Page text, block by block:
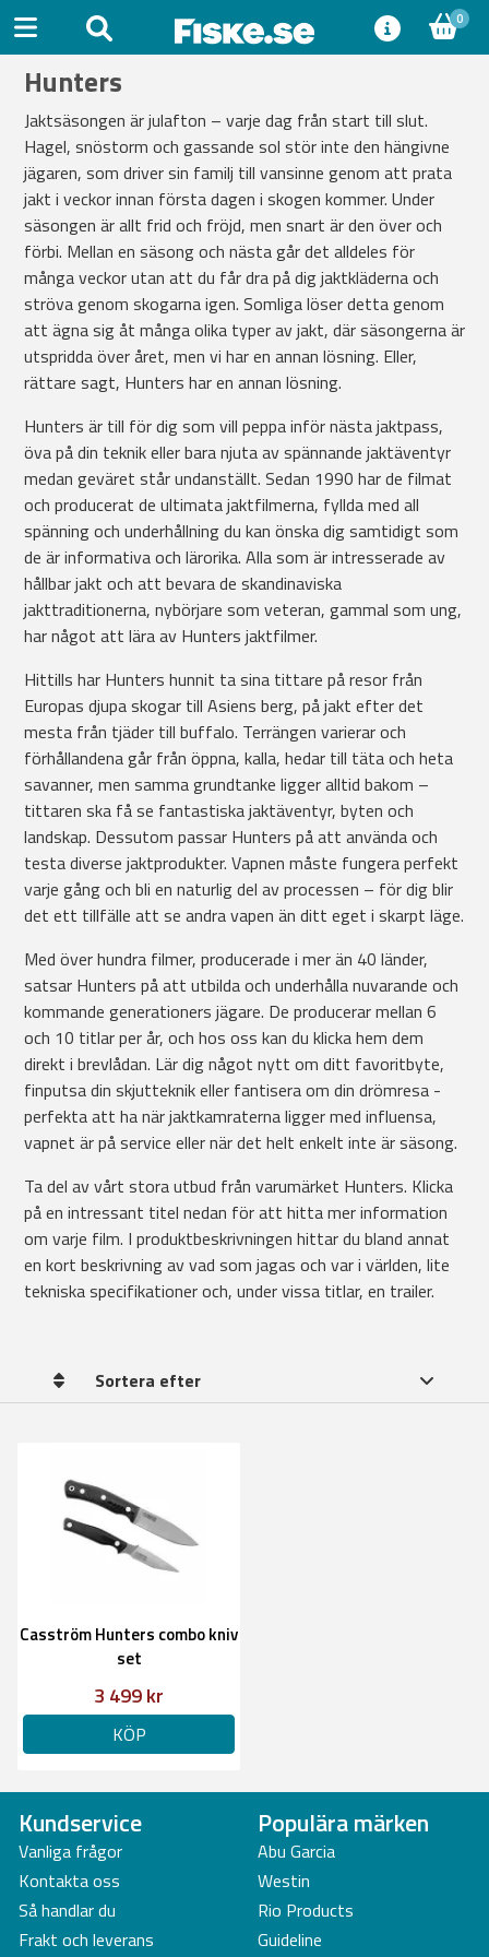
0
Hunters
Jaktsäsongen är julafton – varje dag från start till slut.
Hagel, snöstorm och gassande sol stör inte den hängivne
jägaren, som driver sin familj till vansinne genom att prata
jakt i veckor innan första dagen i skogen kommer. Under
säsongen är allt frid och fröjd, men snart är den över och
förbi. Mellan en säsong och nästa går det alldeles för
många veckor utan att du får dra på dig jaktkläderna och
ströva genom skogarna igen. Somliga löser detta genom
att ägna sig åt många olika typer av jakt, där säsongerna är
utspridda över året, men vi har en annan lösning. Eller,
rättare sagt, Hunters har en annan lösning.
Hunters är till för dig som vill peppa inför nästa jaktpass,
öva på din teknik eller bara njuta av spännande jaktäventyr
medan geväret står undanställt. Sedan 1990 har de filmat
och producerat de ultimata jaktfilmerna, fyllda med all
spänning och underhållning du kan önska dig samtidigt som
de är informativa och lärorika. Alla som är intresserade av
hållbar jakt och att bevara de skandinaviska
jakttraditionerna, nybörjare som veteran, gammal som ung,
har något att lära av Hunters jaktfilmer.
Hittills har Hunters hunnit ta sina tittare på resor från
Europas djupa skogar till Asiens berg, på jakt efter det
mesta från tjäder till buffalo. Terrängen varierar och
förhållandena går från öppna, kalla, hedar till täta och heta
savanner, men samma grundtanke ligger alltid bakom –
tittaren ska få se fantastiska jaktäventyr, byten och
landskap. Dessutom passar Hunters på att använda och
testa diverse jaktprodukter. Vapnen måste fungera perfekt
varje gång och bli en naturlig del av processen – för dig blir
det ett tillfälle att se andra vapen än ditt eget i skarpt läge.
Med över hundra filmer, producerade i mer än 40 länder,
satsar Hunters på att utbilda och underhålla nuvarande och
kommande generationers jägare. De producerar mellan 6
och 10 titlar per år, och hos oss kan du klicka hem dem
direkt i brevlådan. Lär dig något nytt om ditt favoritbyte,
finputsa din skjutteknik eller fantisera om din drömresa -
perfekta att ha när jaktkamraterna ligger med influensa,
vapnet är på service eller när det helt enkelt inte är säsong.
Ta del av vårt stora utbud från varumärket Hunters. Klicka
på en intressant titel nedan för att hitta mer information
om varje film. I produktbeskrivningen hittar du bland annat
en kort beskrivning av vad som jagas och var i världen, lite
tekniska specifikationer och, under vissa titlar, en trailer.
Sortera efter
Casström Hunters combo kniv
set
3 499 kr
KÖP
Kundservice
Vanliga frågor
Kontakta oss
Så handlar du
Frakt och leverans
Populära märken
Abu Garcia
Westin
Rio Products
Guideline